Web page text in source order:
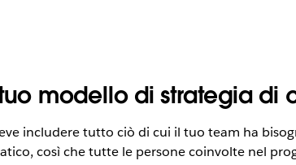
modello di strategia di
includere tutto ciò di cui il tuo team ha
così che tutte le persone coinvolte nel